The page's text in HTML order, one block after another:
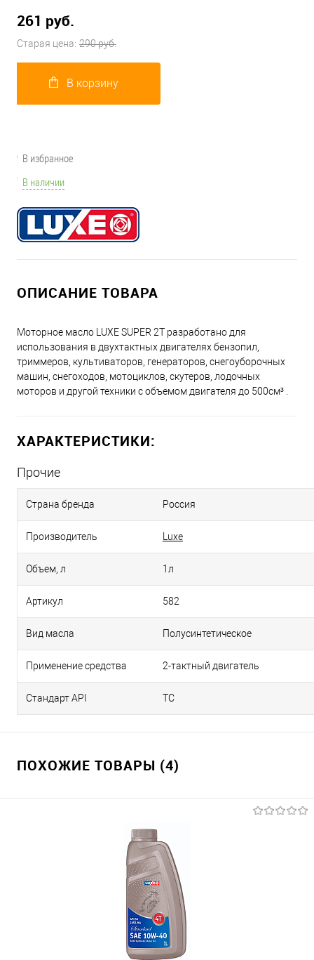
261 руб.
Старая цена: 290 руб.
В корзину
В избранное
В наличии
ОПИСАНИЕ ТОВАРА
Моторное масло LUXE SUPER 2T разработано для
использования в двухтактных двигателях бензопил,
триммеров, культиваторов, генераторов, снегоуборочных
машин, снегоходов, мотоциклов, скутеров, лодочных
моторов и другой техники с объемом двигателя до 500см³ .
ХАРАКТЕРИСТИКИ:
Прочие
Страна бренда Россия
Производитель Luxe
Объем, л 1л
Артикул 582
Вид масла Полусинтетическое
Применение средства 2-тактный двигатель
Стандарт API TC
ПОХОЖИЕ ТОВАРЫ (4)